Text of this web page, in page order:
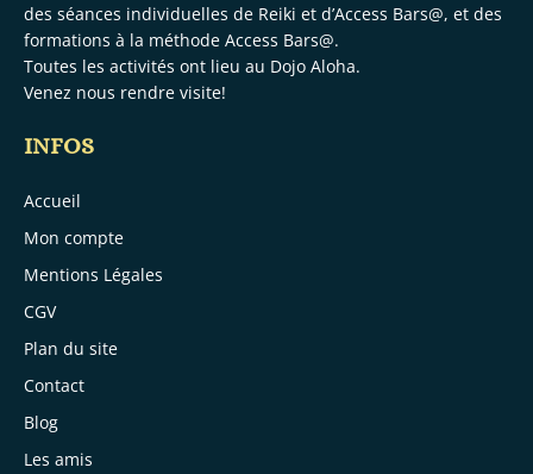
des séances individuelles de Reiki et d’Access Bars@, et des
formations à la méthode Access Bars@.
Toutes les activités ont lieu au Dojo Aloha.
Venez nous rendre visite!
INFOS
Accueil
Mon compte
Mentions Légales
CGV
Plan du site
Contact
Blog
Les amis